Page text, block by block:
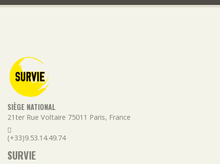
SIÈGE NATIONAL
21ter Rue Voltaire 75011 Paris, France
(+33)9.53.14.49.74
SURVIE